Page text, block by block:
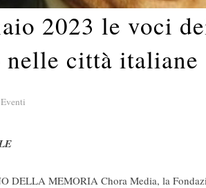
2023 le voci
nelle città italiane
Eventi
DELLA MEMORIA Chora Media, la